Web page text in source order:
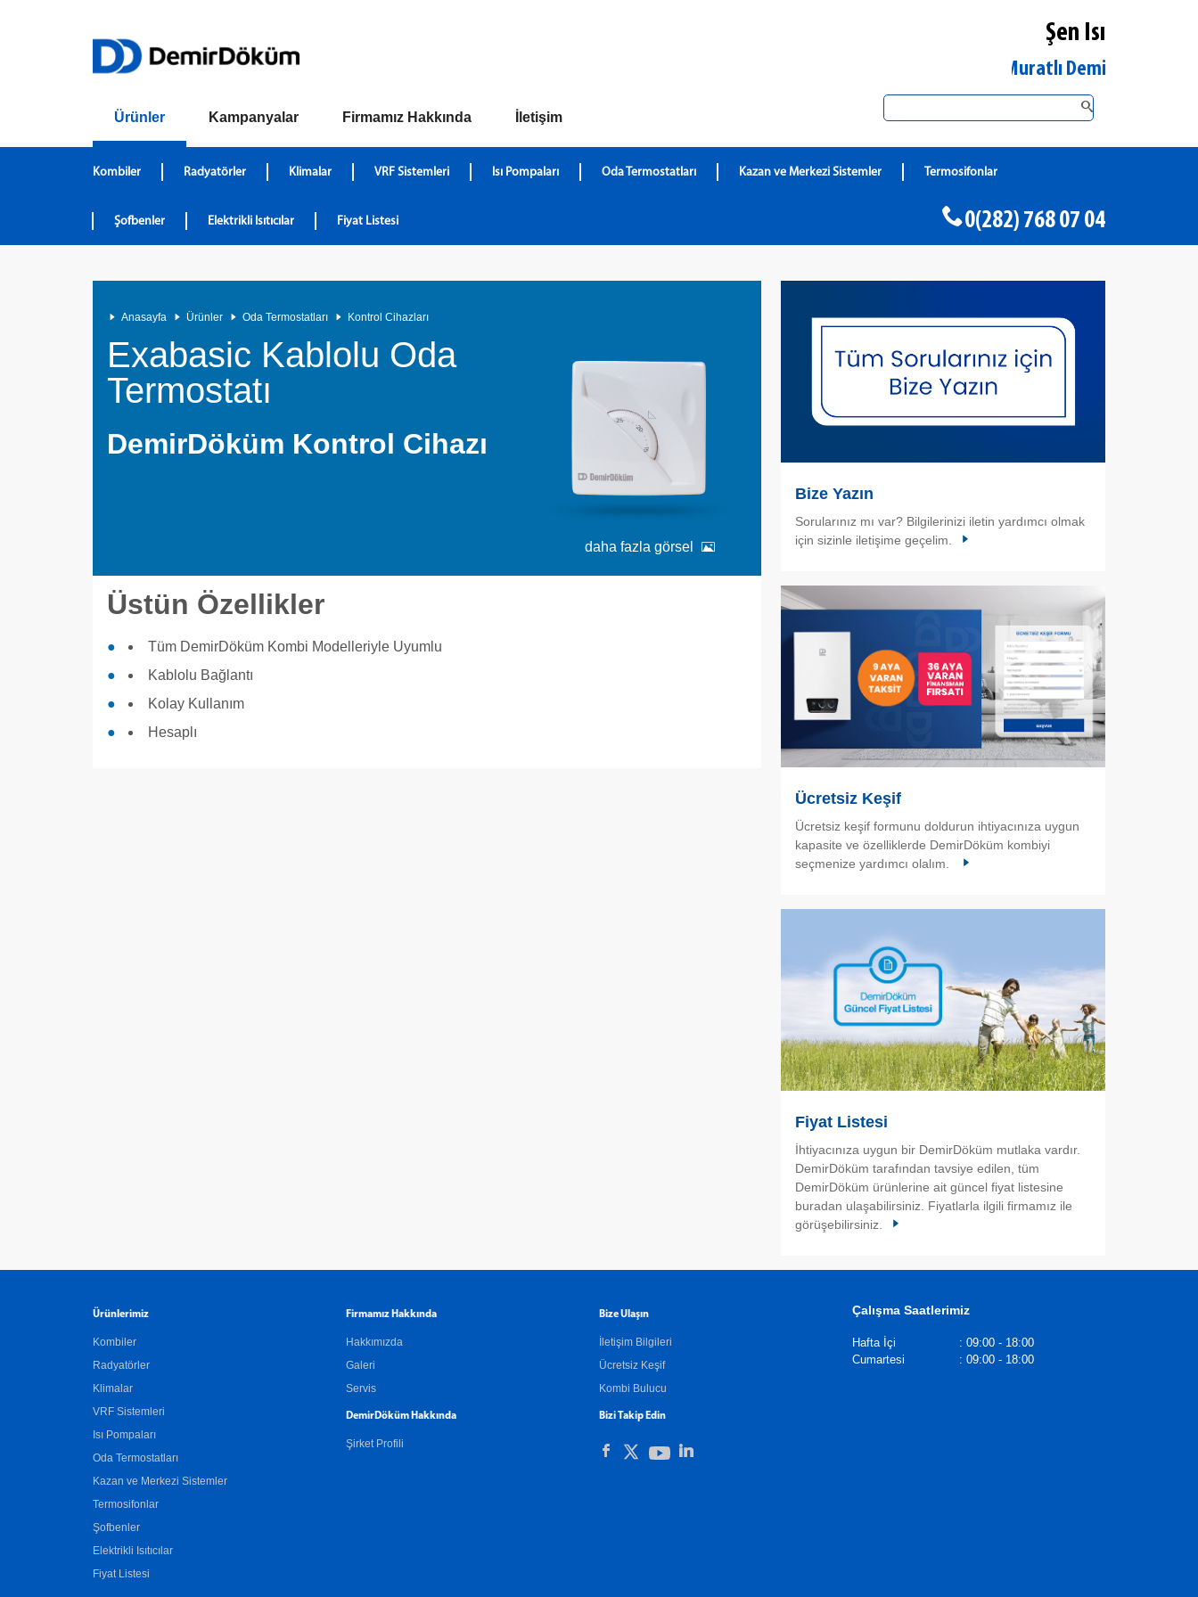
Şen Isı
Tekirdağ Muratlı DemirDöküm Yetkili
Ürünler
Kombiler Radyatörler Klimalar VRF Sistemleri Isı Pompaları Oda Termostatları Kazan ve Merkezi Sistemler Termosifonlar
Şofbenler Elektrikli Isıtıcılar Fiyat Listesi 0(282) 768 07 04
Kampanyalar Firmamız Hakkında İletişim
Anasayfa Ürünler Oda Termostatları Kontrol Cihazları
Exabasic Kablolu Oda
Termostatı
daha fazla görsel
DemirDöküm Kontrol Cihazı
Üstün Özellikler
Tüm DemirDöküm Kombi Modelleriyle Uyumlu
Kablolu Bağlantı
Kolay Kullanım
Hesaplı
Bize Yazın
Sorularınız mı var? Bilgilerinizi iletin yardımcı olmak
için sizinle iletişime geçelim.
Ücretsiz Keşif
Ücretsiz keşif formunu doldurun ihtiyacınıza uygun
kapasite ve özelliklerde DemirDöküm kombiyi
seçmenize yardımcı olalım.
Fiyat Listesi
İhtiyacınıza uygun bir DemirDöküm mutlaka vardır.
DemirDöküm tarafından tavsiye edilen, tüm
DemirDöküm ürünlerine ait güncel fiyat listesine
buradan ulaşabilirsiniz. Fiyatlarla ilgili firmamız ile
görüşebilirsiniz.
Ürünlerimiz
Kombiler
Radyatörler
Klimalar
VRF Sistemleri
Isı Pompaları
Oda Termostatları
Kazan ve Merkezi Sistemler
Termosifonlar
Şofbenler
Elektrikli Isıtıcılar
Fiyat Listesi
Firmamız Hakkında
Hakkımızda
Galeri
Servis
DemirDöküm Hakkında
Şirket Profili
Bize Ulaşın
İletişim Bilgileri
Ücretsiz Keşif
Kombi Bulucu
Bizi Takip Edin
Çalışma Saatlerimiz
Hafta İçi : 09:00 - 18:00
Cumartesi
: 09:00 - 18:00